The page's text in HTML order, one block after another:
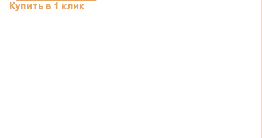
Купить в 1 клик